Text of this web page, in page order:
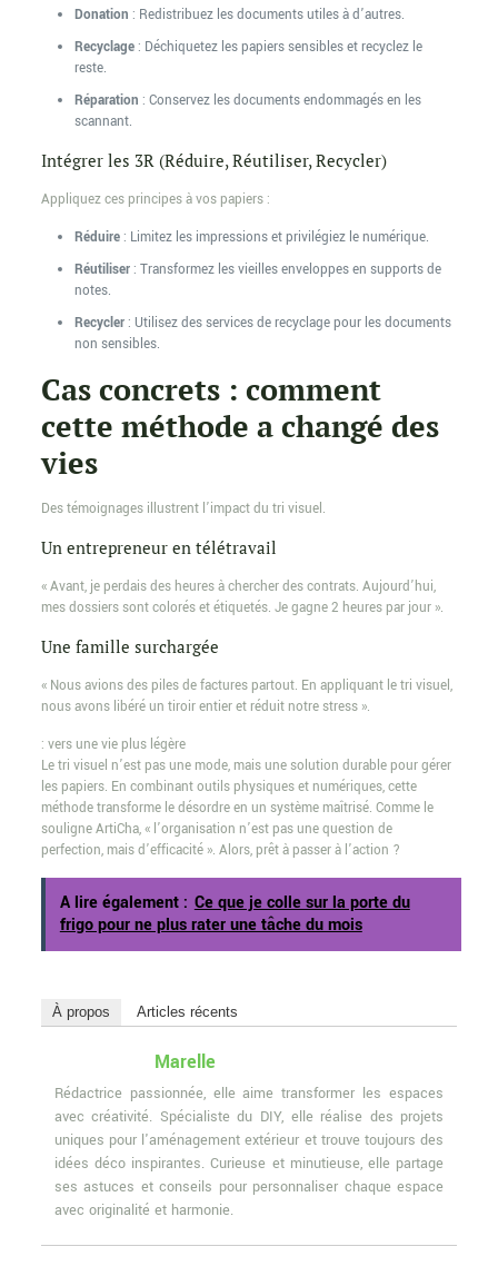
Donation : Redistribuez les documents utiles à d’autres.
Recyclage: Déchiquetez les papiers sensibles et recyclez le
reste.
Réparation : Conservez les documents endommagés en les
scannant.
Intégrer les 3R (Réduire, Réutiliser, Recycler)
Appliquez ces principes à vos papiers :
Réduire: Limitez les impressions et privilégiez le numérique.
Réutiliser: Transformez les vieilles enveloppes en supports de
notes.
Recycler: Utilisez des services de recyclage pour les documents
non sensibles.
Cas concrets : comment
cette méthode a changé des
vies
Des témoignages illustrent l’impact du tri visuel.
Un entrepreneur en télétravail
« Avant, je perdais des heures à chercher des contrats. Aujourd’hui,
mes dossiers sont colorés et étiquetés. Je gagne 2 heures par jour ».
Une famille surchargée
« Nous avions des piles de factures partout. En appliquant le tri visuel,
nous avons libéré un tiroir entier et réduit notre stress ».
: vers une vie plus légère
Le tri visuel n’est pas une mode, mais une solution durable pour gérer
les papiers. En combinant outils physiques et numériques, cette
méthode transforme le désordre en un système maîtrisé. Comme le
souligne ArtiCha, « l’organisation n’est pas une question de
perfection, mais d’efficacité ». Alors, prêt à passer à l’action ?
A lire également : Ce que je colle sur la porte du
frigo pour ne plus rater une tâche du mois
À propos Articles récents
Marelle
Rédactrice passionnée, elle aime transformer les espaces
avec créativité. Spécialiste du DIY, elle réalise des projets
uniques pour l'aménagement extérieur et trouve toujours des
idées déco inspirantes. Curieuse et minutieuse, elle partage
ses astuces et conseils pour personnaliser chaque espace
avec originalité et harmonie.